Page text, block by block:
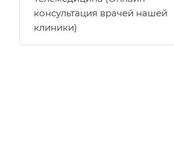
консультация врачей нашей
клиники)